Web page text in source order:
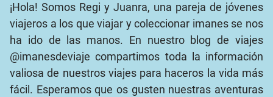
¡Hola! Somos Regi y Juanra, una pareja de jóvenes
viajeros a los que viajar y coleccionar imanes se nos
ha ido de las manos. En nuestro blog de viajes
@imanesdeviaje compartimos toda la información
valiosa de nuestros viajes para haceros la vida más
fácil. Esperamos que os gusten nuestras aventuras